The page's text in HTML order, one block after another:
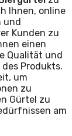
Ihnen, online
und
Kunden zu
einen
Qualität und
Produkts.
um
zu
Gürtel zu
am